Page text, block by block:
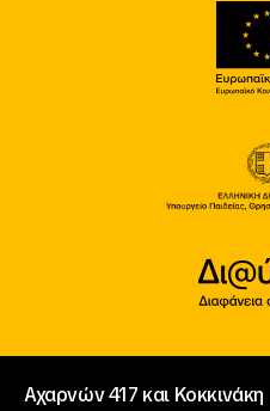
Αχαρνών 417 και Κοκκινάκη